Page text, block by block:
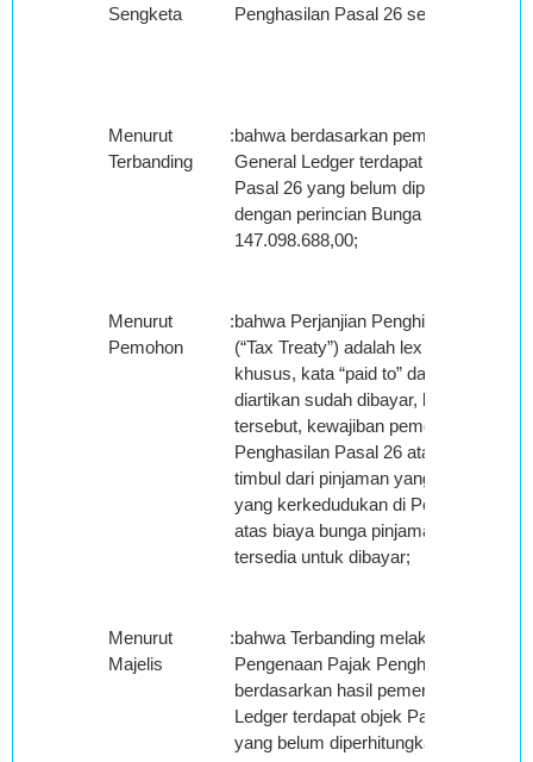
Sengketa
Penghasilan Pasal 26 sebesar
Menurut
Terbanding
:bahwa berdasarkan pemeriksaan
General Ledger terdapat objek Pajak
Pasal 26 yang belum diperhitungkan
dengan perincian Bunga Pinjaman Rp.
147.098.688,00;
Menurut
Pemohon
:bahwa Perjanjian Penghindaran Pajak
(“Tax Treaty”) adalah lex specialis
khusus, kata “paid to” dalam tax
diartikan sudah dibayar, berdasarkan
tersebut, kewajiban pemotongan Pajak
Penghasilan Pasal 26 atas biaya
timbul dari pinjaman yang diberikan
yang kerkedudukan di Perancis baru
atas biaya bunga pinjaman tersebut
tersedia untuk dibayar;
Menurut
Majelis
:bahwa Terbanding melakukan
Pengenaan Pajak Penghasilan Pasal
berdasarkan hasil pemeriksaan
Ledger terdapat objek Pajak
yang belum diperhitungkan pajaknya,